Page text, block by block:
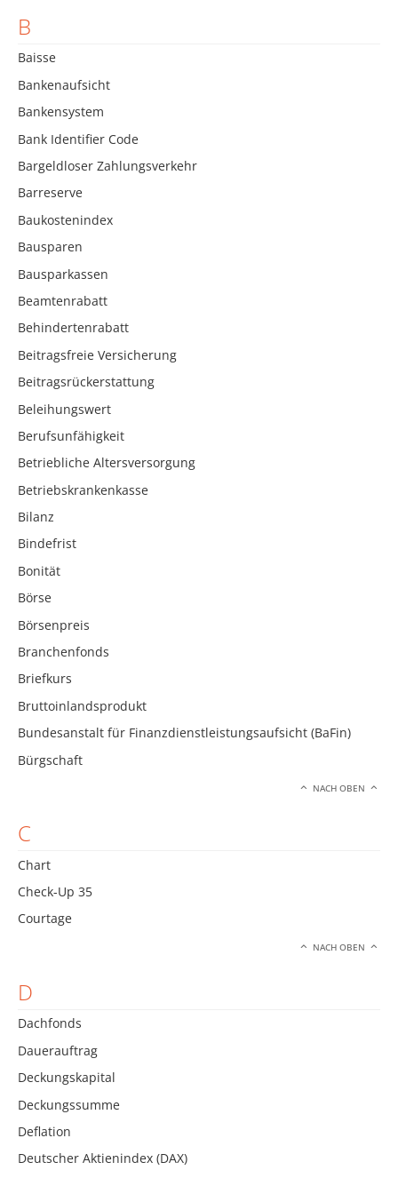
B
Baisse
Bankenaufsicht
Bankensystem
Bank Identifier Code
Bargeldloser Zahlungsverkehr
Barreserve
Baukostenindex
Bausparen
Bausparkassen
Beamtenrabatt
Behindertenrabatt
Beitragsfreie Versicherung
Beitragsrückerstattung
Beleihungswert
Berufsunfähigkeit
Betriebliche Altersversorgung
Betriebskrankenkasse
Bilanz
Bindefrist
Bonität
Börse
Börsenpreis
Branchenfonds
Briefkurs
Bruttoinlandsprodukt
Bundesanstalt für Finanzdienstleistungsaufsicht (BaFin)
Bürgschaft
NACH OBEN
C
Chart
Check-Up 35
Courtage
NACH OBEN
D
Dachfonds
Dauerauftrag
Deckungskapital
Deckungssumme
Deflation
Deutscher Aktienindex (DAX)